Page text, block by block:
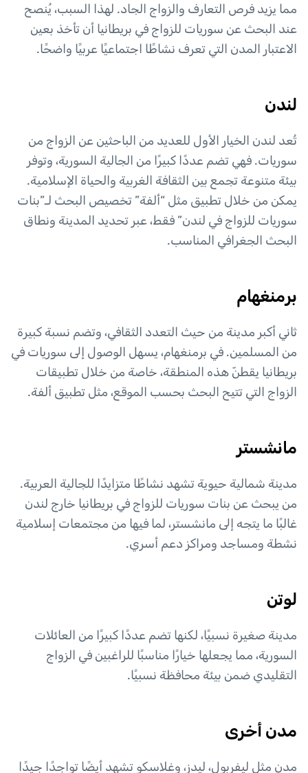
مما يزيد فرص التعارف والزواج الجاد. لهذا السبب، يُنصح
عند البحث عن سوريات للزواج في بريطانيا أن تأخذ بعين
الاعتبار المدن التي تعرف نشاطًا اجتماعيًا عربيًا واضحًا.
لندن
تُعد لندن الخيار الأول للعديد من الباحثين عن الزواج من
سوريات. فهي تضم عددًا كبيرًا من الجالية السورية، وتوفر
بيئة متنوعة تجمع بين الثقافة الغربية والحياة الإسلامية.
يمكن من خلال تطبيق مثل “ألفة” تخصيص البحث لـ”بنات
سوريات للزواج في لندن” فقط، عبر تحديد المدينة ونطاق
البحث الجغرافي المناسب.
برمنغهام
ثاني أكبر مدينة من حيث التعدد الثقافي، وتضم نسبة كبيرة
من المسلمين. في برمنغهام، يسهل الوصول إلى سوريات في
بريطانيا يقطنّ هذه المنطقة، خاصة من خلال تطبيقات
الزواج التي تتيح البحث بحسب الموقع، مثل تطبيق ألفة.
مانشستر
مدينة شمالية حيوية تشهد نشاطًا متزايدًا للجالية العربية.
من يبحث عن بنات سوريات للزواج في بريطانيا خارج لندن
غالبًا ما يتجه إلى مانشستر، لما فيها من مجتمعات إسلامية
نشطة ومساجد ومراكز دعم أسري.
لوتن
مدينة صغيرة نسبيًا، لكنها تضم عددًا كبيرًا من العائلات
السورية، مما يجعلها خيارًا مناسبًا للراغبين في الزواج
التقليدي ضمن بيئة محافظة نسبيًا.
مدن أخرى
مدن مثل ليفربول، ليدز، وغلاسكو تشهد أيضًا تواجدًا جيدًا